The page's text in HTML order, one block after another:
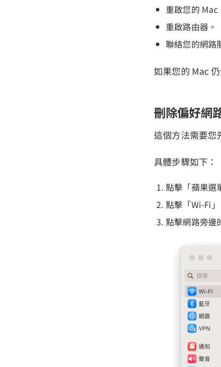
重啟您的 Mac
重啟路由器。
聯絡您的網路
如果您的 Mac
刪除偏好網
這個方法需要您
具體步驟如下：
點擊「蘋果選
點擊「Wi-Fi
點擊網路旁邊